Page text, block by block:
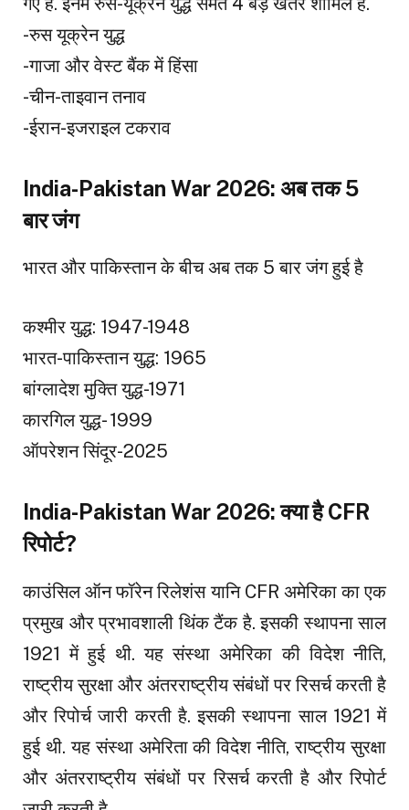
-रुस यूक्रेन युद्ध
-गाजा और वेस्ट बैंक में हिंसा
-चीन-ताइवान तनाव
-ईरान-इजराइल टकराव
India-Pakistan War 2026: अब तक 5
बार जंग
भारत और पाकिस्तान के बीच अब तक 5 बार जंग हुई है
कश्मीर युद्ध: 1947-1948
भारत-पाकिस्तान युद्ध: 1965
बांग्लादेश मुक्ति युद्ध-1971
कारगिल युद्ध- 1999
ऑपरेशन सिंदूर-2025
India-Pakistan War 2026: क्या है CFR
रिपोर्ट?
काउंसिल ऑन फॉरेन रिलेशंस यानि CFR अमेरिका का एक
प्रमुख और प्रभावशाली थिंक टैंक है. इसकी स्थापना साल
1921 में हुई थी. यह संस्था अमेरिका की विदेश नीति,
राष्ट्रीय सुरक्षा और अंतरराष्ट्रीय संबंधों पर रिसर्च करती है
और रिपोर्च जारी करती है. इसकी स्थापना साल 1921 में
हुई थी. यह संस्था अमेरिता की विदेश नीति, राष्ट्रीय सुरक्षा
और अंतरराष्ट्रीय संबंधों पर रिसर्च करती है और रिपोर्ट